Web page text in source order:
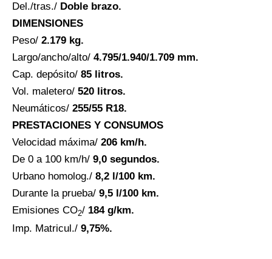
Del./tras./ Doble brazo.
DIMENSIONES
Peso/ 2.179 kg.
Largo/ancho/alto/ 4.795/1.940/1.709 mm.
Cap. depósito/ 85 litros.
Vol. maletero/ 520 litros.
Neumáticos/ 255/55 R18.
PRESTACIONES Y CONSUMOS
Velocidad máxima/ 206 km/h.
De 0 a 100 km/h/ 9,0 segundos.
Urbano homolog./ 8,2 l/100 km.
Durante la prueba/ 9,5 l/100 km.
Emisiones CO2/ 184 g/km.
Imp. Matricul./ 9,75%.